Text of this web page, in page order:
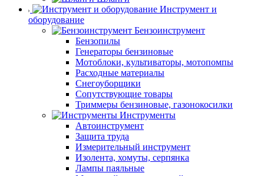
Инструмент и
оборудование
Бензоинструмент
Бензопилы
Генераторы бензиновые
Мотоблоки, культиваторы, мотопомпы
Расходные материалы
Снегоуборщики
Сопутствующие товары
Триммеры бензиновые, газонокосилки
Инструменты
Автоинструмент
Защита труда
Измерительный инструмент
Изолента, хомуты, серпянка
Лампы паяльные